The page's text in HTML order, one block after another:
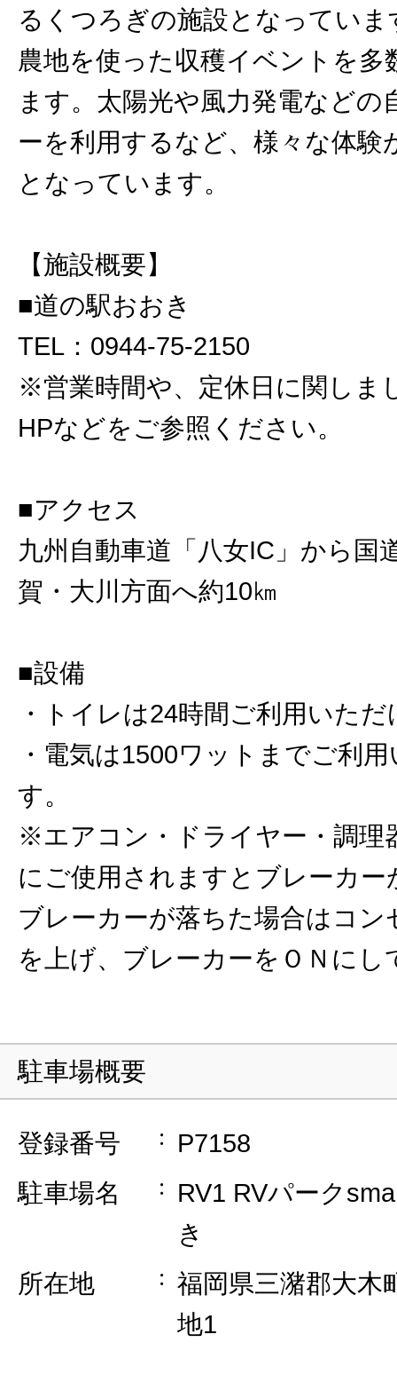
るくつろぎの施設となっていま
農地を使った収穫イベントを多
ます。太陽光や風力発電などの
ーを利用するなど、様々な体験
となっています。
【施設概要】
■道の駅おおき
TEL：0944-75-2150
※営業時間や、定休日に関しま
HPなどをご参照ください。
■アクセス
九州自動車道「八女IC」から国
賀・大川方面へ約10㎞
■設備
・トイレは24時間ご利用いた
・電気は1500ワットまでご利
す。
※エアコン・ドライヤー・調理
にご使用されますとブレーカー
ブレーカーが落ちた場合はコン
を上げ、ブレーカーをＯＮにし
駐車場概要
登録番号
P7158
駐車場名
RV1 RVパーク
き
所在地
福岡県三潴郡大木
地1